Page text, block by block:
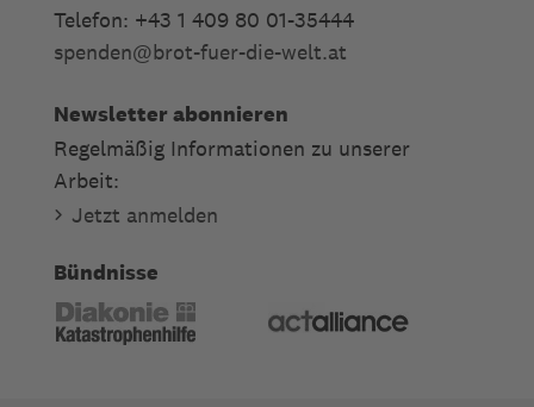
Telefon: +43 1 409 80 01-35444
spenden@brot-fuer-die-welt.at
Newsletter abonnieren
Regelmäßig Informationen zu unserer
Arbeit:
Jetzt anmelden
Bündnisse